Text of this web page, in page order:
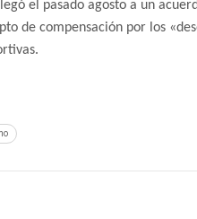
el pasado agosto a un
de compensación por los